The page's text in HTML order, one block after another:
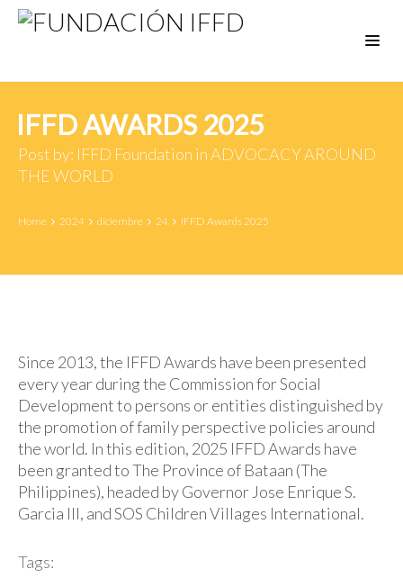
IFFD AWARDS 2025
Post by: IFFD Foundation inADVOCACYAROUND
THE WORLD
Home 2024 diciembre 24 IFFD Awards 2025
Since 2013, the IFFD Awards have been presented
every year during the Commission for Social
Development to persons or entities distinguished by
the promotion of family perspective policies around
the world. In this edition, 2025 IFFD Awards have
been granted to The Province of Bataan (The
Philippines), headed by Governor Jose Enrique S.
Garcia III, and SOS Children Villages International.
Tags: